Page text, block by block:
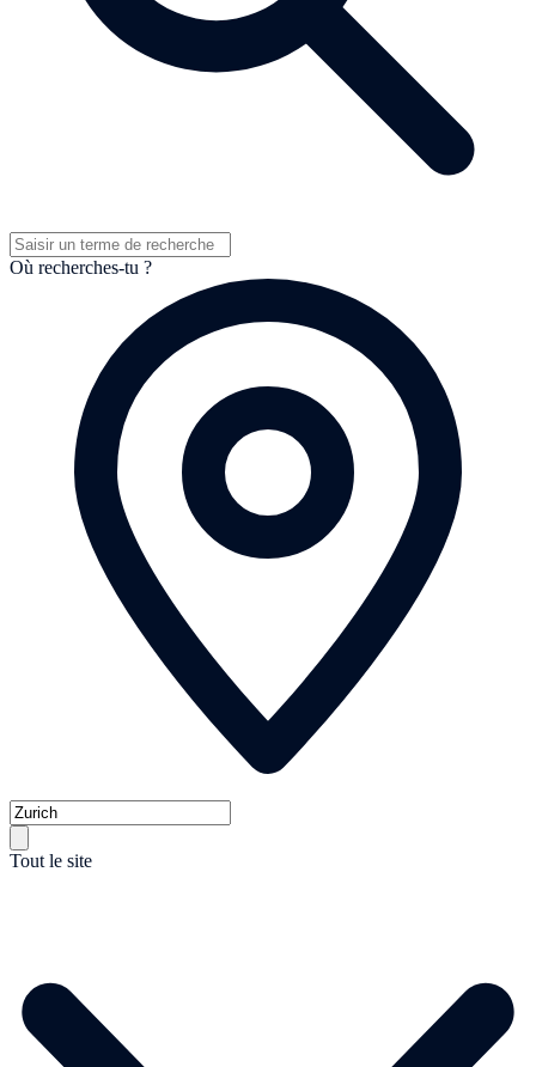
Où recherches-tu ?
Tout le site